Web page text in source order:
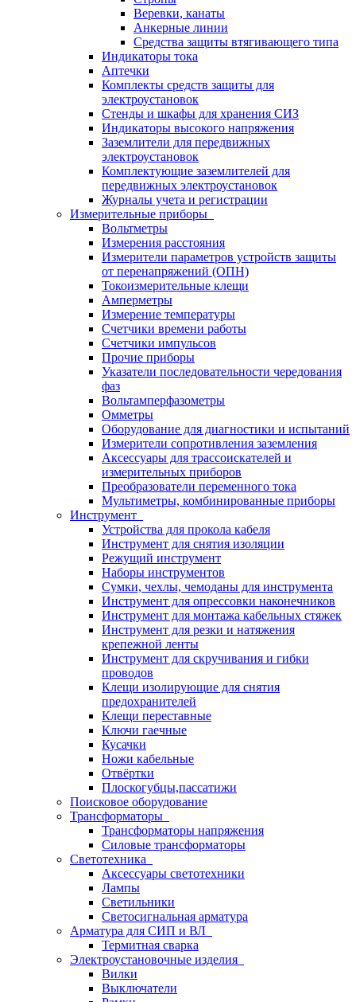
Веревки, канаты
Анкерные линии
Средства защиты втягивающего типа
Индикаторы тока
Аптечки
Комплекты средств защиты для
электроустановок
Стенды и шкафы для хранения СИЗ
Индикаторы высокого напряжения
Заземлители для передвижных
электроустановок
Комплектующие заземлителей для
передвижных электроустановок
Журналы учета и регистрации
Измерительные приборы
Вольтметры
Измерения расстояния
Измерители параметров устройств защиты
от перенапряжений (ОПН)
Токоизмерительные клещи
Амперметры
Измерение температуры
Счетчики времени работы
Счетчики импульсов
Прочие приборы
Указатели последовательности чередования
фаз
Вольтамперфазометры
Омметры
Оборудование для диагностики и испытаний
Измерители сопротивления заземления
Аксессуары для трассоискателей и
измерительных приборов
Преобразователи переменного тока
Мультиметры, комбинированные приборы
Инструмент
Устройства для прокола кабеля
Инструмент для снятия изоляции
Режущий инструмент
Наборы инструментов
Сумки, чехлы, чемоданы для инструмента
Инструмент для опрессовки наконечников
Инструмент для монтажа кабельных стяжек
Инструмент для резки и натяжения
крепежной ленты
Инструмент для скручивания и гибки
проводов
Клещи изолирующие для снятия
предохранителей
Клещи переставные
Ключи гаечные
Кусачки
Ножи кабельные
Отвёртки
Плоскогубцы,пассатижи
Поисковое оборудование
Трансформаторы
Трансформаторы напряжения
Силовые трансформаторы
Светотехника
Аксессуары светотехники
Лампы
Светильники
Светосигнальная арматура
Арматура для СИП и ВЛ
Термитная сварка
Электроустановочные изделия
Вилки
Выключатели